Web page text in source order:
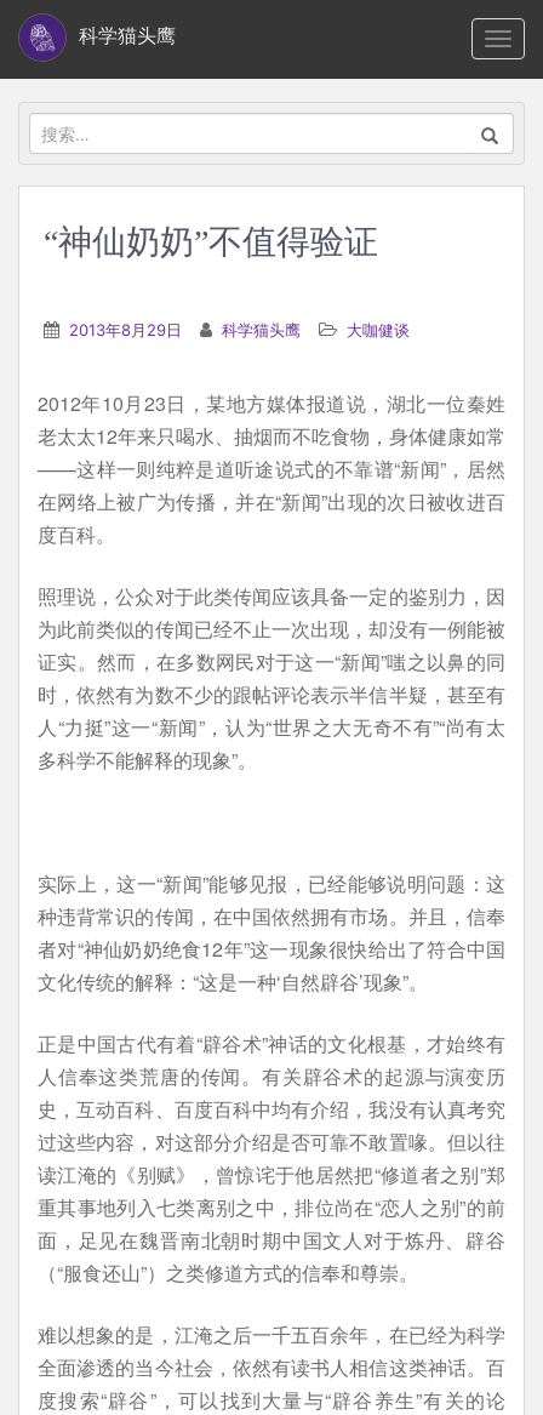
i
科学猫头鹰
搜
索：
“神仙奶奶”不值得验证
2013年8月29日 科学猫头鹰 大咖健谈
2012年10月23日，某地方媒体报道说，湖北一位秦姓
老太太12年来只喝水、抽烟而不吃食物，身体健康如常
——这样一则纯粹是道听途说式的不靠谱“新闻”，居然
在网络上被广为传播，并在“新闻”出现的次日被收进百
度百科。
照理说，公众对于此类传闻应该具备一定的鉴别力，因
为此前类似的传闻已经不止一次出现，却没有一例能被
证实。然而，在多数网民对于这一“新闻”嗤之以鼻的同
时，依然有为数不少的跟帖评论表示半信半疑，甚至有
人“力挺”这一“新闻”，认为“世界之大无奇不有”“尚有太
多科学不能解释的现象”。
实际上，这一“新闻”能够见报，已经能够说明问题：这
种违背常识的传闻，在中国依然拥有市场。并且，信奉
者对“神仙奶奶绝食12年”这一现象很快给出了符合中国
文化传统的解释：“这是一种‘自然辟谷’现象”。
正是中国古代有着“辟谷术”神话的文化根基，才始终有
人信奉这类荒唐的传闻。有关辟谷术的起源与演变历
史，互动百科、百度百科中均有介绍，我没有认真考究
过这些内容，对这部分介绍是否可靠不敢置喙。但以往
读江淹的《别赋》，曾惊诧于他居然把“修道者之别”郑
重其事地列入七类离别之中，排位尚在“恋人之别”的前
面，足见在魏晋南北朝时期中国文人对于炼丹、辟谷
（“服食还山”）之类修道方式的信奉和尊崇。
难以想象的是，江淹之后一千五百余年，在已经为科学
全面渗透的当今社会，依然有读书人相信这类神话。百
度搜索“辟谷”，可以找到大量与“辟谷养生”有关的论